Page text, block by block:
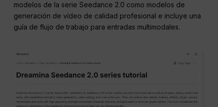
modelos de la serie Seedance 2.0 como modelos de
generación de vídeo de calidad profesional e incluye una
guía de flujo de trabajo para entradas multimodales.